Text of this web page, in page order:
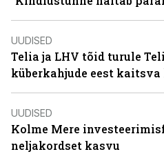
UUDISED
Telia ja LHV tõid turule
küberkahjude eest
UUDISED
Kolme Mere
neljakordset kasvu